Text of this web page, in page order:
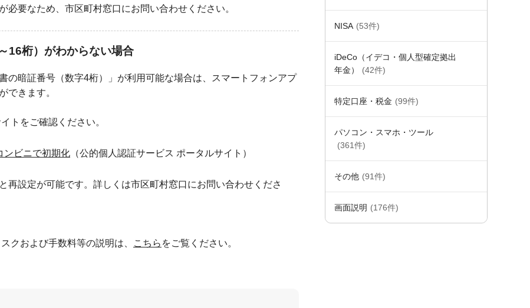
NISA (53件)
iDeCo（イデコ・個人型確定拠出
年金）
(42件)
特定口座・税金 (99件)
パソコン・スマホ・ツール
(361件)
その他 (91件)
画面説明 (176件)
要なため、市区町村窓口にお問い合わせください。
16桁）がわからない場合
の暗証番号（数字4桁）」が利用可能な場合は、スマートフォンアプ
できます。
トをご確認ください。
ンビニで初期化（公的個人認証サービス ポータルサイト）
再設定が可能です。詳しくは市区町村窓口にお問い合わせくださ
クおよび手数料等の説明は、 こちら をご覧ください。